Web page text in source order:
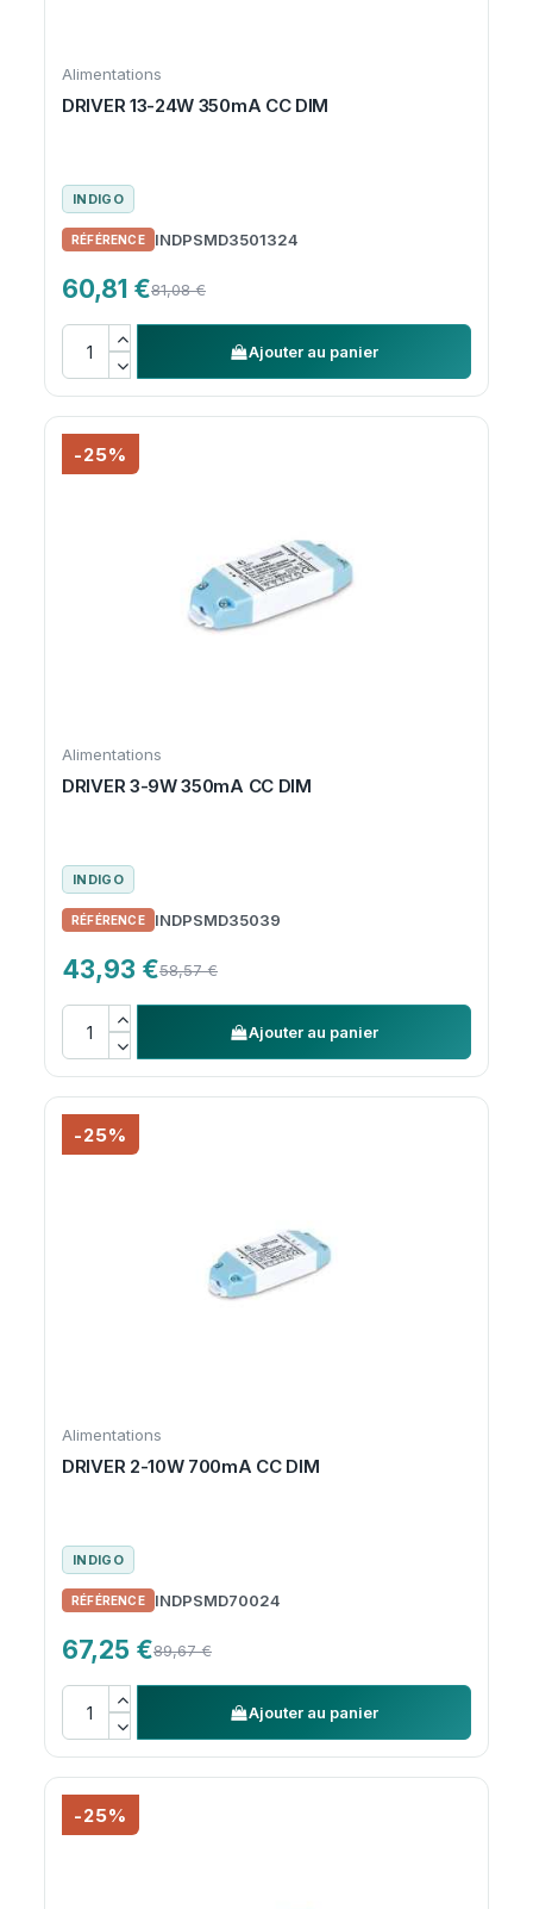
Alimentations
DRIVER 13-24W 350mA CC DIM
INDIGO
INDPSMD3501324
60,81 €81,08 €
Ajouter au panier
-25%
Alimentations
DRIVER 3-9W 350mA CC DIM
INDIGO
INDPSMD35039
43,93 €58,57 €
Ajouter au panier
-25%
Alimentations
DRIVER 2-10W 700mA CC DIM
INDIGO
INDPSMD70024
67,25 €89,67 €
Ajouter au panier
-25%